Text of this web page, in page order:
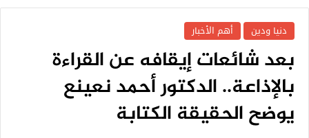
دنيا ودين أهم الأخبار
بعد شائعات إيقافه عن القراءة
بالإذاعة.. الدكتور أحمد نعينع
يوضح الحقيقة الكتابة